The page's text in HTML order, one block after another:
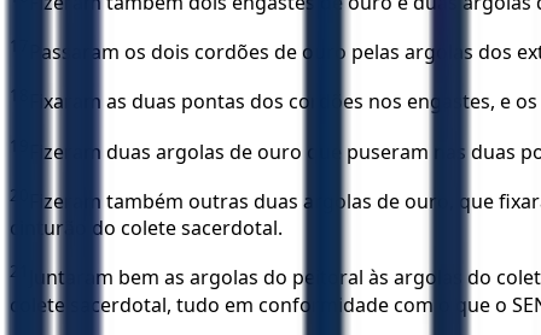
17 Passaram os dois cordões de ouro pelas argolas dos
18 Fixaram as duas pontas dos cordões nos engastes,
19 Fizeram duas argolas de ouro que puseram nas
20
Fizeram também outras duas argolas de ouro, que
cinturão do colete sacerdotal.
21
Juntaram bem as argolas do peitoral às argolas do
colete sacerdotal, tudo em conformidade com o que o